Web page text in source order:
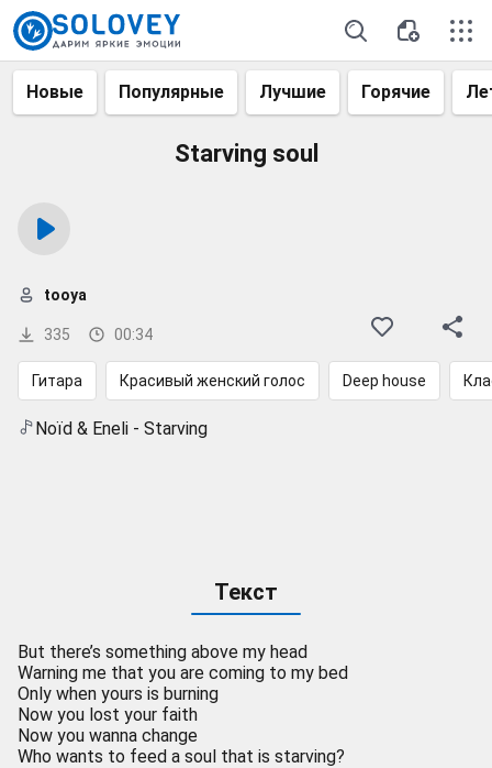
Новые Популярные Лучшие Горячие
Starving soul
335 00:34
tooya
Гитара Красивый женский голос Deep house
Noïd & Eneli - Starving
Текст
But there’s something above my head
Warning me that you are coming to my bed
Only when yours is burning
Now you lost your faith
Now you wanna change
Who wants to feed a soul that is starving?